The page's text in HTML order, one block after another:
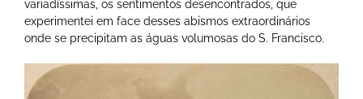
variadíssimas, os sentimentos desencontrados, que
experimentei em face desses abismos extraordinários
onde se precipitam as águas volumosas do S. Francisco.